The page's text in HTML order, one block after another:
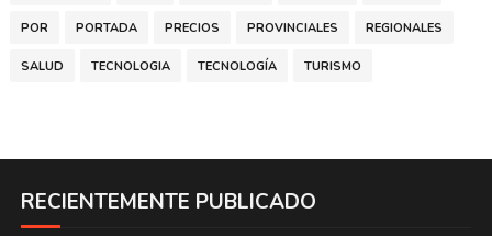
POR PORTADA PRECIOS PROVINCIALES REGIONALES
SALUD TECNOLOGIA TECNOLOGÍA TURISMO
RECIENTEMENTE PUBLICADO